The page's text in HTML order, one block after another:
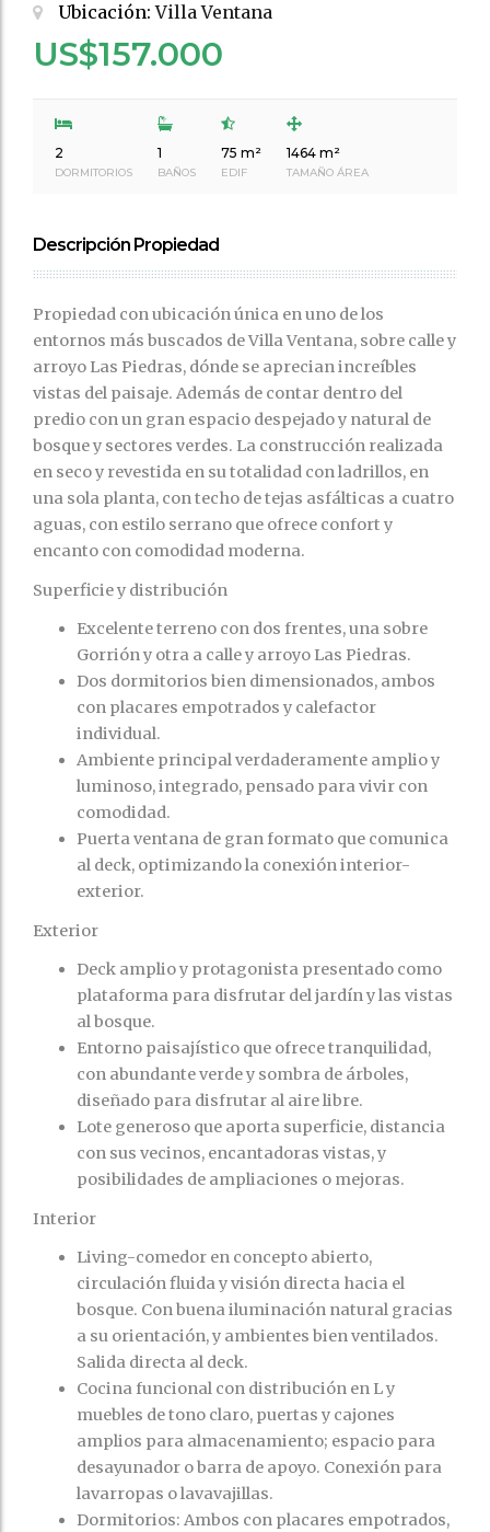
Ubicación:Villa Ventana
US$157.000
2
DORMITORIOS
1
BAÑOS
75 m²
EDIF
1464 m²
TAMAÑO ÁREA
Descripción Propiedad
Propiedad con ubicación única en uno de los
entornos más buscados de Villa Ventana, sobre calle y
arroyo Las Piedras, dónde se aprecian increíbles
vistas del paisaje. Además de contar dentro del
predio con un gran espacio despejado y natural de
bosque y sectores verdes. La construcción realizada
en seco y revestida en su totalidad con ladrillos, en
una sola planta, con techo de tejas asfálticas a cuatro
aguas, con estilo serrano que ofrece confort y
encanto con comodidad moderna.
Superficie y distribución
Excelente terreno con dos frentes, una sobre
Gorrión y otra a calle y arroyo Las Piedras.
Dos dormitorios bien dimensionados, ambos
con placares empotrados y calefactor
individual.
Ambiente principal verdaderamente amplio y
luminoso, integrado, pensado para vivir con
comodidad.
Puerta ventana de gran formato que comunica
al deck, optimizando la conexión interior-
exterior.
Exterior
Deck amplio y protagonista presentado como
plataforma para disfrutar del jardín y las vistas
al bosque.
Entorno paisajístico que ofrece tranquilidad,
con abundante verde y sombra de árboles,
diseñado para disfrutar al aire libre.
Lote generoso que aporta superficie, distancia
con sus vecinos, encantadoras vistas, y
posibilidades de ampliaciones o mejoras.
Interior
Living-comedor en concepto abierto,
circulación fluida y visión directa hacia el
bosque. Con buena iluminación natural gracias
a su orientación, y ambientes bien ventilados.
Salida directa al deck.
Cocina funcional con distribución en L y
muebles de tono claro, puertas y cajones
amplios para almacenamiento; espacio para
desayunador o barra de apoyo. Conexión para
lavarropas o lavavajillas.
Dormitorios: Ambos con placares empotrados,